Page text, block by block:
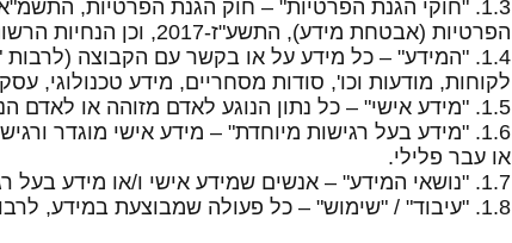
הפרטיות (אבטחת מידע), התשע"ז-2017, וכן הנחיות הרשות להגנת הפרטיות, כפי שיהיו בתוקף מעת לעת.
1.4. "המידע" – כל מידע על או בקשר עם הקבוצה (לרבות
לקוחות, מודעות וכו', סודות מסחריים, מידע טכנולוגי,
1.5. "מידע אישי" – כל נתון הנוגע לאדם מזוהה או לאדם הניתן לזיהוי במאמץ סביר.
1.6. "מידע בעל רגישות מיוחדת" – מידע אישי מוגדר
או עבר פלילי.
1.7. "נושאי המידע" – אנשים שמידע אישי ו/או מידע בעל רגישות מיוחדת נוגע אליהם.
1.8. "עיבוד" / "שימוש" – כל פעולה שמבוצעת במידע, לרבות איסופו, אחסונו, העתקתו, חשיפתו או מסירתו.